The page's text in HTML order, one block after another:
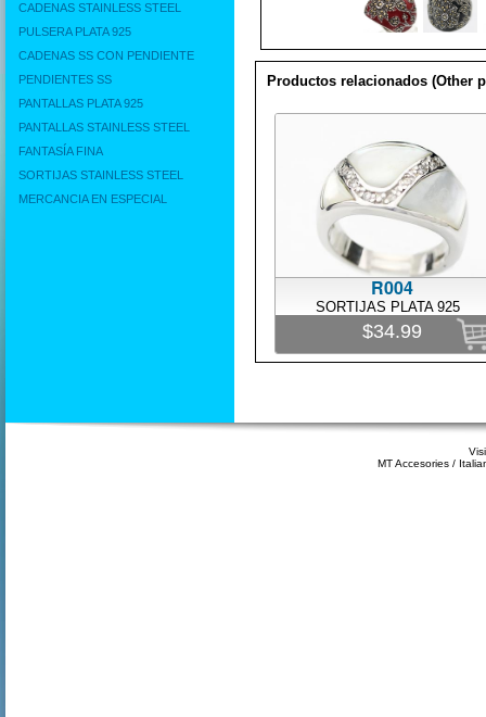
CADENAS STAINLESS STEEL
PULSERA PLATA 925
CADENAS SS CON PENDIENTE
PENDIENTES SS
PANTALLAS PLATA 925
PANTALLAS STAINLESS STEEL
FANTASÍA FINA
SORTIJAS STAINLESS STEEL
MERCANCIA EN ESPECIAL
Productos relacionados (Other
R004
SORTIJAS PLATA 925
$34.99
MT Accesories /